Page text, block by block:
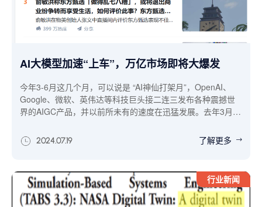
AI大模型加速“上车”，万亿市场即将大爆发
今年3-6月这几个月，可以说是 “AI神仙打架月”，OpenAI、
Google、微软、英伟达等科技巨头接二连三发布各种震撼世
界的AIGC产品，并以前所未有的速度在迅猛发展。去年3月，
了GPT-4o多模态大模型，与此同时“世界模拟器”Sora又发出
了最强音。英伟达今年3月刚向世界宣布要成为“AI代工厂”，前
十年的AI芯片趋势、量子计算机仿真系统，黄仁勋预计下一代
AI将通过视频与合成数据学习、相互学习来理解物理世界，也
就是说AIoT万物互融、互联的时代将真正来临。
2024.07.19 了解更多
行业新闻